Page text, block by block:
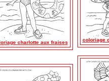
charlotte aux fraises coloriage